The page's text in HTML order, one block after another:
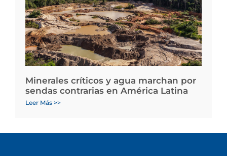
Minerales críticos y agua marchan por
sendas contrarias en América Latina
Leer Más >>